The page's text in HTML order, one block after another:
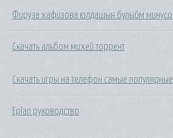
Фируза хафизова юлдашын булыйм
Скачать альбом михей торрент
Скачать игры на телефон самые популярные
Eplan руководство